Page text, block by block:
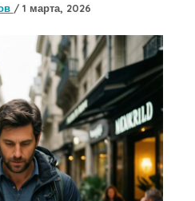
/ 1 марта, 2026